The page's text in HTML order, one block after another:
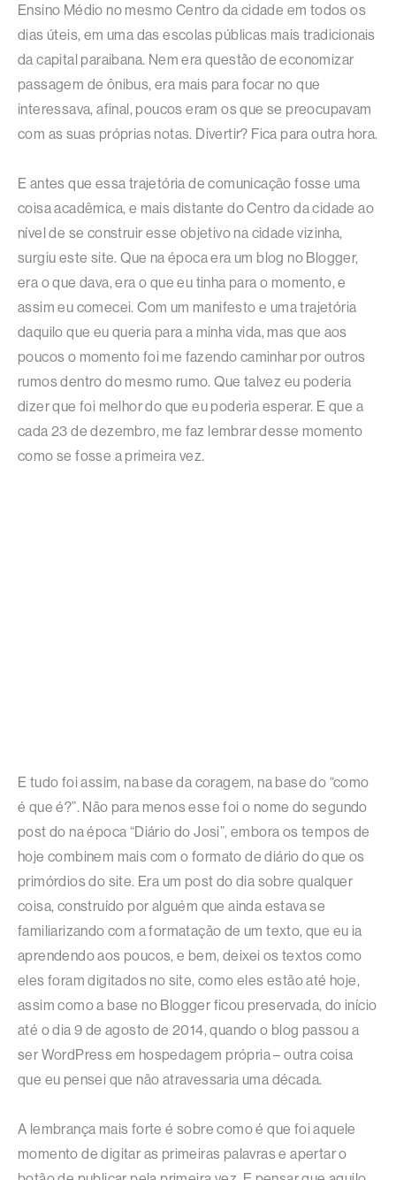
Ensino Médio no mesmo Centro da cidade em todos os
dias úteis, em uma das escolas públicas mais tradicionais
da capital paraibana. Nem era questão de economizar
passagem de ônibus, era mais para focar no que
interessava, afinal, poucos eram os que se preocupavam
com as suas próprias notas. Divertir? Fica para outra hora.
E antes que essa trajetória de comunicação fosse uma
coisa acadêmica, e mais distante do Centro da cidade ao
nível de se construir esse objetivo na cidade vizinha,
surgiu este site. Que na época era um blog no Blogger,
era o que dava, era o que eu tinha para o momento, e
assim eu comecei. Com um manifesto e uma trajetória
daquilo que eu queria para a minha vida, mas que aos
poucos o momento foi me fazendo caminhar por outros
rumos dentro do mesmo rumo. Que talvez eu poderia
dizer que foi melhor do que eu poderia esperar. E que a
cada 23 de dezembro, me faz lembrar desse momento
como se fosse a primeira vez.
E tudo foi assim, na base da coragem, na base do “como
é que é?”. Não para menos esse foi o nome do segundo
post do na época “Diário do Josi”, embora os tempos de
hoje combinem mais com o formato de diário do que os
primórdios do site. Era um post do dia sobre qualquer
coisa, construído por alguém que ainda estava se
familiarizando com a formatação de um texto, que eu ia
aprendendo aos poucos, e bem, deixei os textos como
eles foram digitados no site, como eles estão até hoje,
assim como a base no Blogger ficou preservada, do início
até o dia 9 de agosto de 2014, quando o blog passou a
ser WordPress em hospedagem própria – outra coisa
que eu pensei que não atravessaria uma década.
A lembrança mais forte é sobre como é que foi aquele
momento de digitar as primeiras palavras e apertar o